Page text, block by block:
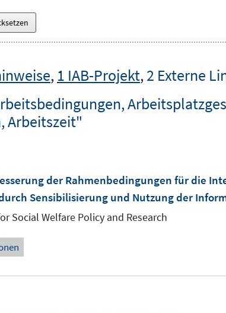
, 1 IAB-Projekt,2 Externe
Arbeitszeit"
der Rahmenbedingungen für die
Sensibilisierung und Nutzung der
Social Welfare Policy and Research